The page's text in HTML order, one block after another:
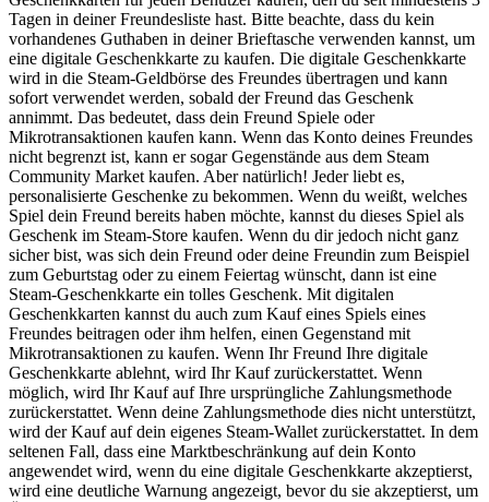
Tagen in deiner Freundesliste hast. Bitte beachte, dass du kein
vorhandenes Guthaben in deiner Brieftasche verwenden kannst, um
eine digitale Geschenkkarte zu kaufen. Die digitale Geschenkkarte
wird in die Steam-Geldbörse des Freundes übertragen und kann
sofort verwendet werden, sobald der Freund das Geschenk
annimmt. Das bedeutet, dass dein Freund Spiele oder
Mikrotransaktionen kaufen kann. Wenn das Konto deines Freundes
nicht begrenzt ist, kann er sogar Gegenstände aus dem Steam
Community Market kaufen. Aber natürlich! Jeder liebt es,
personalisierte Geschenke zu bekommen. Wenn du weißt, welches
Spiel dein Freund bereits haben möchte, kannst du dieses Spiel als
Geschenk im Steam-Store kaufen. Wenn du dir jedoch nicht ganz
sicher bist, was sich dein Freund oder deine Freundin zum Beispiel
zum Geburtstag oder zu einem Feiertag wünscht, dann ist eine
Steam-Geschenkkarte ein tolles Geschenk. Mit digitalen
Geschenkkarten kannst du auch zum Kauf eines Spiels eines
Freundes beitragen oder ihm helfen, einen Gegenstand mit
Mikrotransaktionen zu kaufen. Wenn Ihr Freund Ihre digitale
Geschenkkarte ablehnt, wird Ihr Kauf zurückerstattet. Wenn
möglich, wird Ihr Kauf auf Ihre ursprüngliche Zahlungsmethode
zurückerstattet. Wenn deine Zahlungsmethode dies nicht unterstützt,
wird der Kauf auf dein eigenes Steam-Wallet zurückerstattet. In dem
seltenen Fall, dass eine Marktbeschränkung auf dein Konto
angewendet wird, wenn du eine digitale Geschenkkarte akzeptierst,
wird eine deutliche Warnung angezeigt, bevor du sie akzeptierst, um